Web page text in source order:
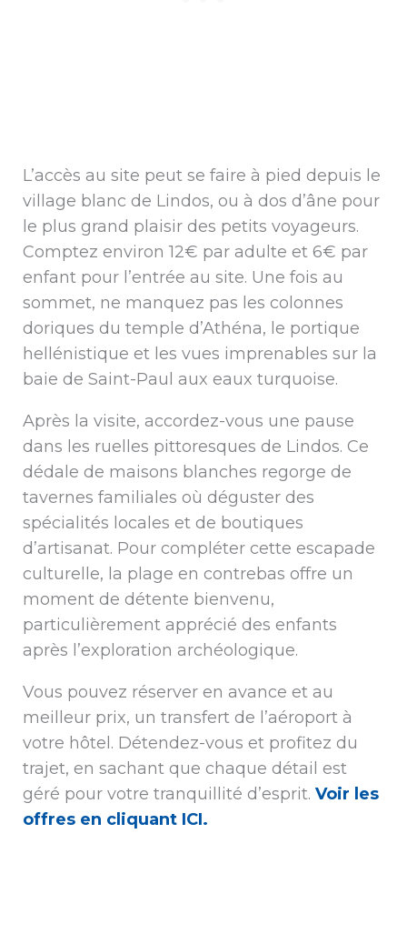
L’accès au site peut se faire à pied depuis le
village blanc de Lindos, ou à dos d’âne pour
le plus grand plaisir des petits voyageurs.
Comptez environ 12€ par adulte et 6€ par
enfant pour l’entrée au site. Une fois au
sommet, ne manquez pas les colonnes
doriques du temple d’Athéna, le portique
hellénistique et les vues imprenables sur la
baie de Saint-Paul aux eaux turquoise.
Après la visite, accordez-vous une pause
dans les ruelles pittoresques de Lindos. Ce
dédale de maisons blanches regorge de
tavernes familiales où déguster des
spécialités locales et de boutiques
d’artisanat. Pour compléter cette escapade
culturelle, la plage en contrebas offre un
moment de détente bienvenu,
particulièrement apprécié des enfants
après l’exploration archéologique.
Vous pouvez réserver en avance et au
meilleur prix, un transfert de l’aéroport à
votre hôtel. Détendez-vous et profitez du
trajet, en sachant que chaque détail est
géré pour votre tranquillité d’esprit. Voir les
offres en cliquant ICI.